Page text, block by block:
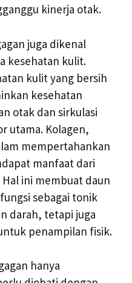
kinerja otak.
juga dikenal
kesehatan kulit.
kulit yang bersih
kesehatan
otak dan sirkulasi
utama. Kolagen,
mempertahankan
manfaat dari
ini membuat daun
sebagai tonik
darah, tetapi juga
penampilan fisik.
hanya